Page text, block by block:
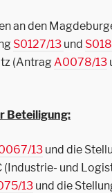
an den
S0127/13 und
(AntragA0078/13
Beteiligung:
13 und die
(Industrie- und
13 und die